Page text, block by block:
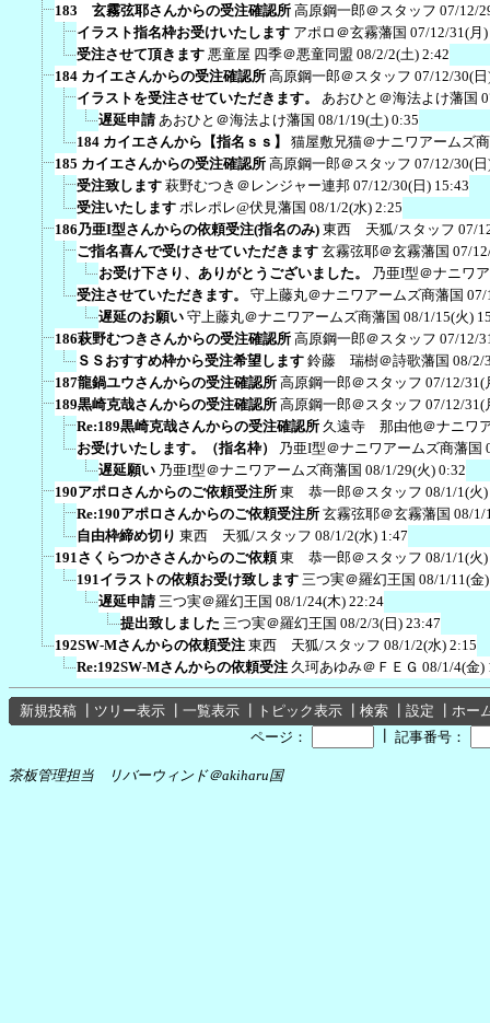
183 玄霧弦耶さんからの受注確認所 高原鋼一郎＠スタッフ 07/12/
イラスト指名枠お受けいたします アポロ＠玄霧藩国 07/12/31(月
受注させて頂きます 悪童屋 四季＠悪童同盟 08/2/2(土) 2:42
184 カイエさんからの受注確認所 高原鋼一郎＠スタッフ 07/12/30(
イラストを受注させていただきます。
あおひと＠海法よけ藩国
遅延申請 あおひと＠海法よけ藩国 08/1/19(土) 0:35
184 カイエさんから【指名ｓｓ】
猫屋敷兄猫＠ナニワアームズ
185 カイエさんからの受注確認所 高原鋼一郎＠スタッフ 07/12/30(
受注致します 萩野むつき＠レンジャー連邦 07/12/30(日) 15:43
受注いたします ポレポレ@伏見藩国 08/1/2(水) 2:25
186乃亜I型さんからの依頼受注(指名のみ) 東西 天狐/スタッフ 07/
ご指名喜んで受けさせていただきます 玄霧弦耶＠玄霧藩国 07/
お受け下さり、ありがとうございました。
乃亜I型＠ナニワ
受注させていただきます。
守上藤丸＠ナニワアームズ商藩国 07/
遅延のお願い 守上藤丸＠ナニワアームズ商藩国 08/1/15(火)
186萩野むつきさんからの受注確認所 高原鋼一郎＠スタッフ 07/12/
ＳＳおすすめ枠から受注希望します 鈴藤 瑞樹＠詩歌藩国 08/2/
187龍鍋ユウさんからの受注確認所 高原鋼一郎＠スタッフ 07/12/31(
189黒崎克哉さんからの受注確認所 高原鋼一郎＠スタッフ 07/12/31(
Re:189黒崎克哉さんからの受注確認所 久遠寺 那由他＠ナニワ
お受けいたします。（指名枠）
乃亜I型＠ナニワアームズ商藩国
遅延願い 乃亜I型＠ナニワアームズ商藩国 08/1/29(火) 0:32
190アポロさんからのご依頼受注所 東 恭一郎＠スタッフ 08/1/1(火
Re:190アポロさんからのご依頼受注所 玄霧弦耶＠玄霧藩国 08/1/
自由枠締め切り 東西 天狐/スタッフ 08/1/2(水) 1:47
191さくらつかささんからのご依頼 東 恭一郎＠スタッフ 08/1/1(火
191イラストの依頼お受け致します 三つ実＠羅幻王国 08/1/11(金
遅延申請 三つ実＠羅幻王国 08/1/24(木) 22:24
提出致しました 三つ実＠羅幻王国 08/2/3(日) 23:47
192SW-Mさんからの依頼受注 東西 天狐/スタッフ 08/1/2(水) 2:15
Re:192SW-Mさんからの依頼受注 久珂あゆみ＠ＦＥＧ 08/1/4(金)
新規投稿 ツリー表示 一覧表示 トピック表示 検索 設定
ホー
ページ：
記事番号：
茶板管理担当 リバーウィンド＠akiharu国